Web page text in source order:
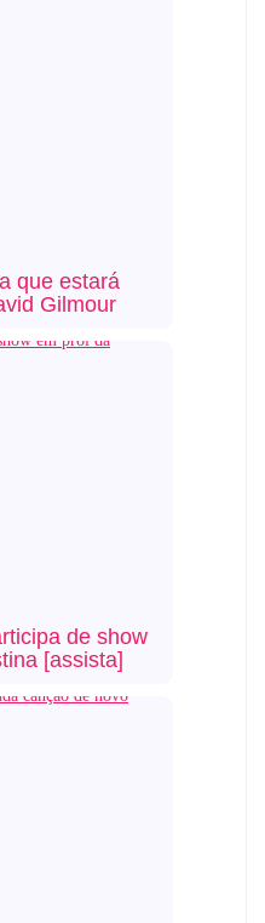
que estará
Gilmour
de show
[assista]